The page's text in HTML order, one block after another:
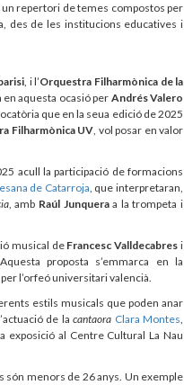
repertori de temes compostos per
des de les institucions educatives i
, i l’Orquestra Filharmònica de la
en aquesta ocasió perAndrés Valero
que en la seua edició de 2025
Filharmònica UV, vol posar en valor
acull la participació de formacions
de Catarroja, que interpretaran,
, amb Raúl Junqueraa la trompeta i
musical de Francesc Valldecabres i
proposta s’emmarca en la
l’orfeó universitari valencià.
estils musicals que poden anar
de lacantaora Clara Montes,
exposició al Centre Cultural La Nau
són menors de 26 anys. Un exemple